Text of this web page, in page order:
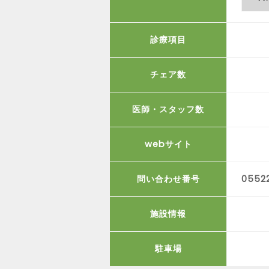
診療項目
チェア数
医師・スタッフ数
webサイト
問い合わせ番号
施設情報
駐車場